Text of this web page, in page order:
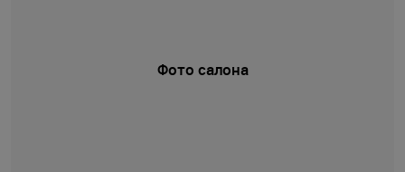
Фото салона